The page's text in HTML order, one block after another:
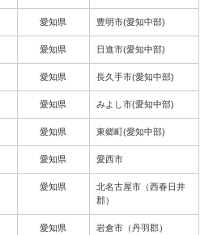
愛知県 豊明市(愛知中部)
愛知県 日進市(愛知中部)
愛知県 長久手市(愛知中部)
愛知県 みよし市(愛知中部)
愛知県 東郷町(愛知中部)
愛知県 愛西市
愛知県
北名古屋市（西春日井
郡）
愛知県 岩倉市（丹羽郡）